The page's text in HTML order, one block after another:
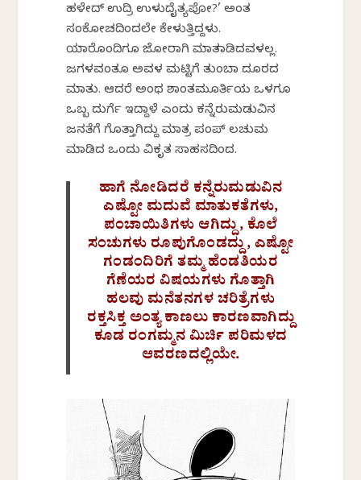
ಹಳೇದ್ ಉದ್ರಿ ಉಳುದೈತ್ಯಪೋ?’ ಅಂತ
ಸಂಕೋಚದಿಂದಲೇ ಕೇಳುತ್ತಿದ್ದಳು.
ಯಾರೊಂದಿಗೂ ಜೋರಾಗಿ ಮಾತನಾಡಿದವಳಲ್ಲ.
ಜಗಳವಂತೂ ಅವಳ ಮಟ್ಟಿಗೆ ತುಂಬಾ ದೂರದ
ಮಾತು. ಆದರೆ ಅಂಥ ಶಾಂತಮೂರ್ತಿಯ ಒಳಗೂ
ಒಬ್ಬ ದುರ್ಗೆ ಇದ್ದಾಳೆ ಎಂದು ಕನ್ನೆರುಮಡುವಿನ
ಜನತೆಗೆ ಗೊತ್ತಾಗಿದ್ದು ಮಾತ್ರ ಪಂಪ್ ಲಚುಮ
ಮಾಡಿದ ಒಂದು ವಿಕೃತ ಸಾಹಸದಿಂದ.
ಹಾಗೆ ನೋಡಿದರೆ ಕನ್ನೆರುಮಡುವಿನ
ಎಷ್ಟೋ ಮದುವೆ ಮಾತುಕತೆಗಳು,
ಪಂಚಾಯಿತಿಗಳು ಆಗಿದ್ದು, ಕೊಲೆ
ಸಂಚುಗಳು ರೂಪುಗೊಂಡದ್ದು, ಎಷ್ಟೋ
ಗಂಡಂದಿರಿಗೆ ತಮ್ಮ ಹೆಂಡತಿಯರ
ಗೆಣೆಯರ ವಿಷಯಗಳು ಗೊತ್ತಾಗಿ
ಹಲವು ಮನೆತನಗಳ ಚರಿತ್ರೆಗಳು
ರಕ್ತಸಿಕ್ತ ಅಂತ್ಯ ಕಾಣಲು ಕಾರಣವಾಗಿದ್ದು
ಕೂಡ ರಂಗಮ್ಮನ ಮಿರ್ಚಿ ಪರಿಮಳದ
ಆವರಣದಲ್ಲಿಯೇ.